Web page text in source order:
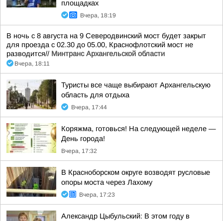
площадках
Вчера, 18:19
В ночь с 8 августа на 9 Северодвинский мост будет закрыт
для проезда с 02.30 до 05.00, Краснофлотский мост не
разводится// Минтранс Архангельской области
Вчера, 18:11
Туристы все чаще выбирают Архангельскую
область для отдыха
Вчера, 17:44
Коряжма, готовься! На следующей неделе —
День города!
Вчера, 17:32
В Красноборском округе возводят русловые
опоры моста через Лахому
Вчера, 17:23
Александр Цыбульский: В этом году в